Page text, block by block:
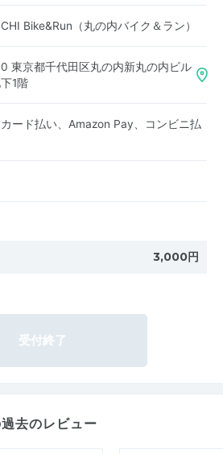
Bike&Run（丸の内バイク＆ラン）
東京都千代田区丸の内新丸の内ビル
1階
ード払い、Amazon Pay、コンビニ払
3,000円
受付終了
去のレビュー